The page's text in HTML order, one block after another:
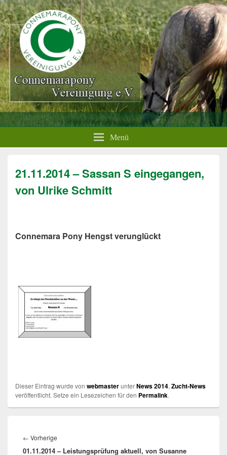
Menü
21.11.2014 – Sassan S eingegangen,
von Ulrike Schmitt
Connemara Pony Hengst verunglückt
Dieser Eintrag wurde von webmasterunterNews 2014, Zucht-News
veröffentlicht. Setze ein Lesezeichen für den Permalink.
← Vorherige
Beitrag:
01.11.2014 – Leistungsprüfung aktuell, von Susanne